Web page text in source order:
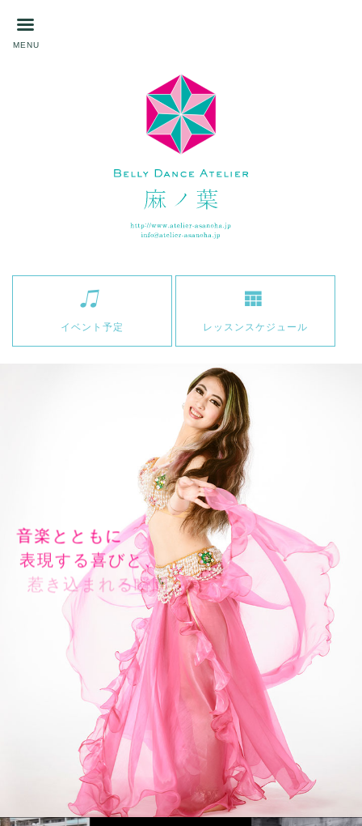
MENU
音楽とともに
表現する喜びと、
惹き込まれる瞬間を。
イベント予定 レッスンスケジュール